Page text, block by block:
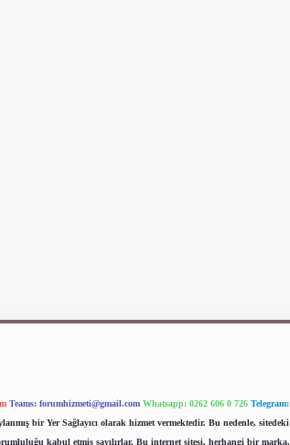
Teams: forumhizmeti@gmail.com Whatsapp: 0262 606 0 726
bir Yer Sağlayıcı olarak hizmet vermektedir. Bu nedenle,
kabul etmiş sayılırlar. Bu internet sitesi, herhangi bir